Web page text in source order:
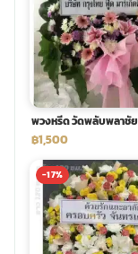
พวงหรีด วัดพลับพลาชัย
฿1,500
-17%